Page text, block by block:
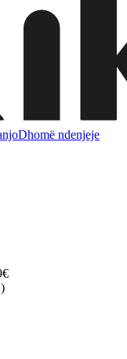
Dhomë ndenjeje